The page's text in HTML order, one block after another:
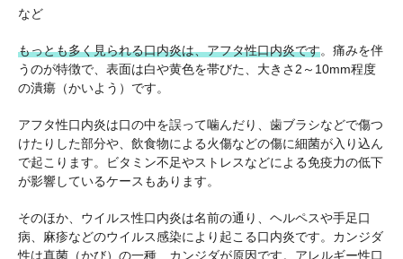
など
もっとも多く見られる口内炎は、アフタ性口内炎です。痛みを伴
うのが特徴で、表面は白や黄色を帯びた、大きさ2～10mm程度
の潰瘍（かいよう）です。
アフタ性口内炎は口の中を誤って噛んだり、歯ブラシなどで傷つ
けたりした部分や、飲食物による火傷などの傷に細菌が入り込ん
で起こります。ビタミン不足やストレスなどによる免疫力の低下
が影響しているケースもあります。
そのほか、ウイルス性口内炎は名前の通り、ヘルペスや手足口
病、麻疹などのウイルス感染により起こる口内炎です。カンジダ
性は真菌（かび）の一種、カンジダが原因です。アレルギー性口